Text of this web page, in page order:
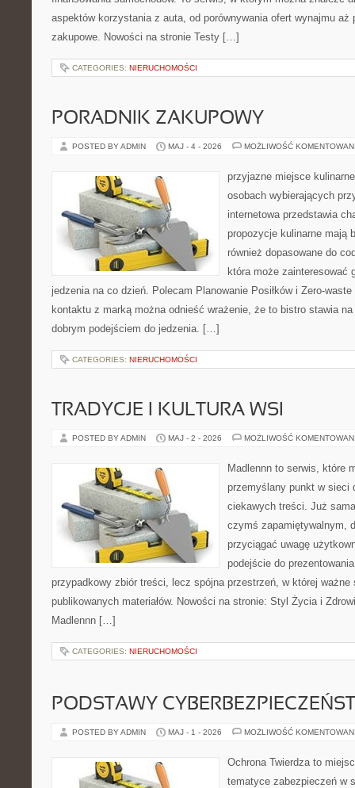
aspektów korzystania z auta, od porównywania ofert wynajmu aż
zakupowe. Nowości na stronie Testy […]
CATEGORIES: NIERUCHOMOŚCI
PORADNIK ZAKUPOWY
POSTED BY ADMIN MAJ - 4 - 2026 MOŻLIWOŚĆ
przyjazne miejsce
osobach wybierających
internetowa przedstawia
propozycje kulinarne mają
również dopasowane do
która może zainteresować
jedzenia na co dzień. Polecam Planowanie Posiłków i Zero-
kontaktu z marką można odnieść wrażenie, że to bistro stawia na
dobrym podejściem do jedzenia. […]
CATEGORIES: NIERUCHOMOŚCI
TRADYCJE I KULTURA WSI
POSTED BY ADMIN MAJ - 2 - 2026 MOŻLIWOŚĆ
Madlennn to serwis, które
przemyślany punkt w sieci
ciekawych treści. Już
czymś zapamiętywalnym,
przyciągać uwagę
podejście do
przypadkowy zbiór treści, lecz spójna przestrzeń, w której
publikowanych materiałów. Nowości na stronie: Styl Życia i
Madlennn […]
CATEGORIES: NIERUCHOMOŚCI
PODSTAWY
POSTED BY ADMIN MAJ - 1 - 2026 MOŻLIWOŚĆ
Ochrona Twierdza to
tematyce zabezpieczeń w